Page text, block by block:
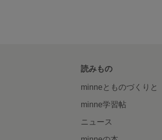
読みもの
minneとものづくりと
minne学習帖
ニュース